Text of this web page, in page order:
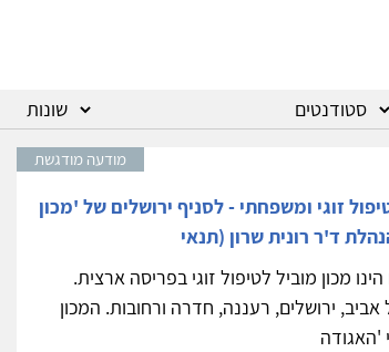
מודעה מודגשת
זוגי ומשפחתי - לסניף ירושלים של 'מכון
ד'ר רונית שרון (תנאי
מכון מוביל לטיפול זוגי בפריסה ארצית.
ירושלים, רעננה, חדרה ורחובות. המכון
'האגודה